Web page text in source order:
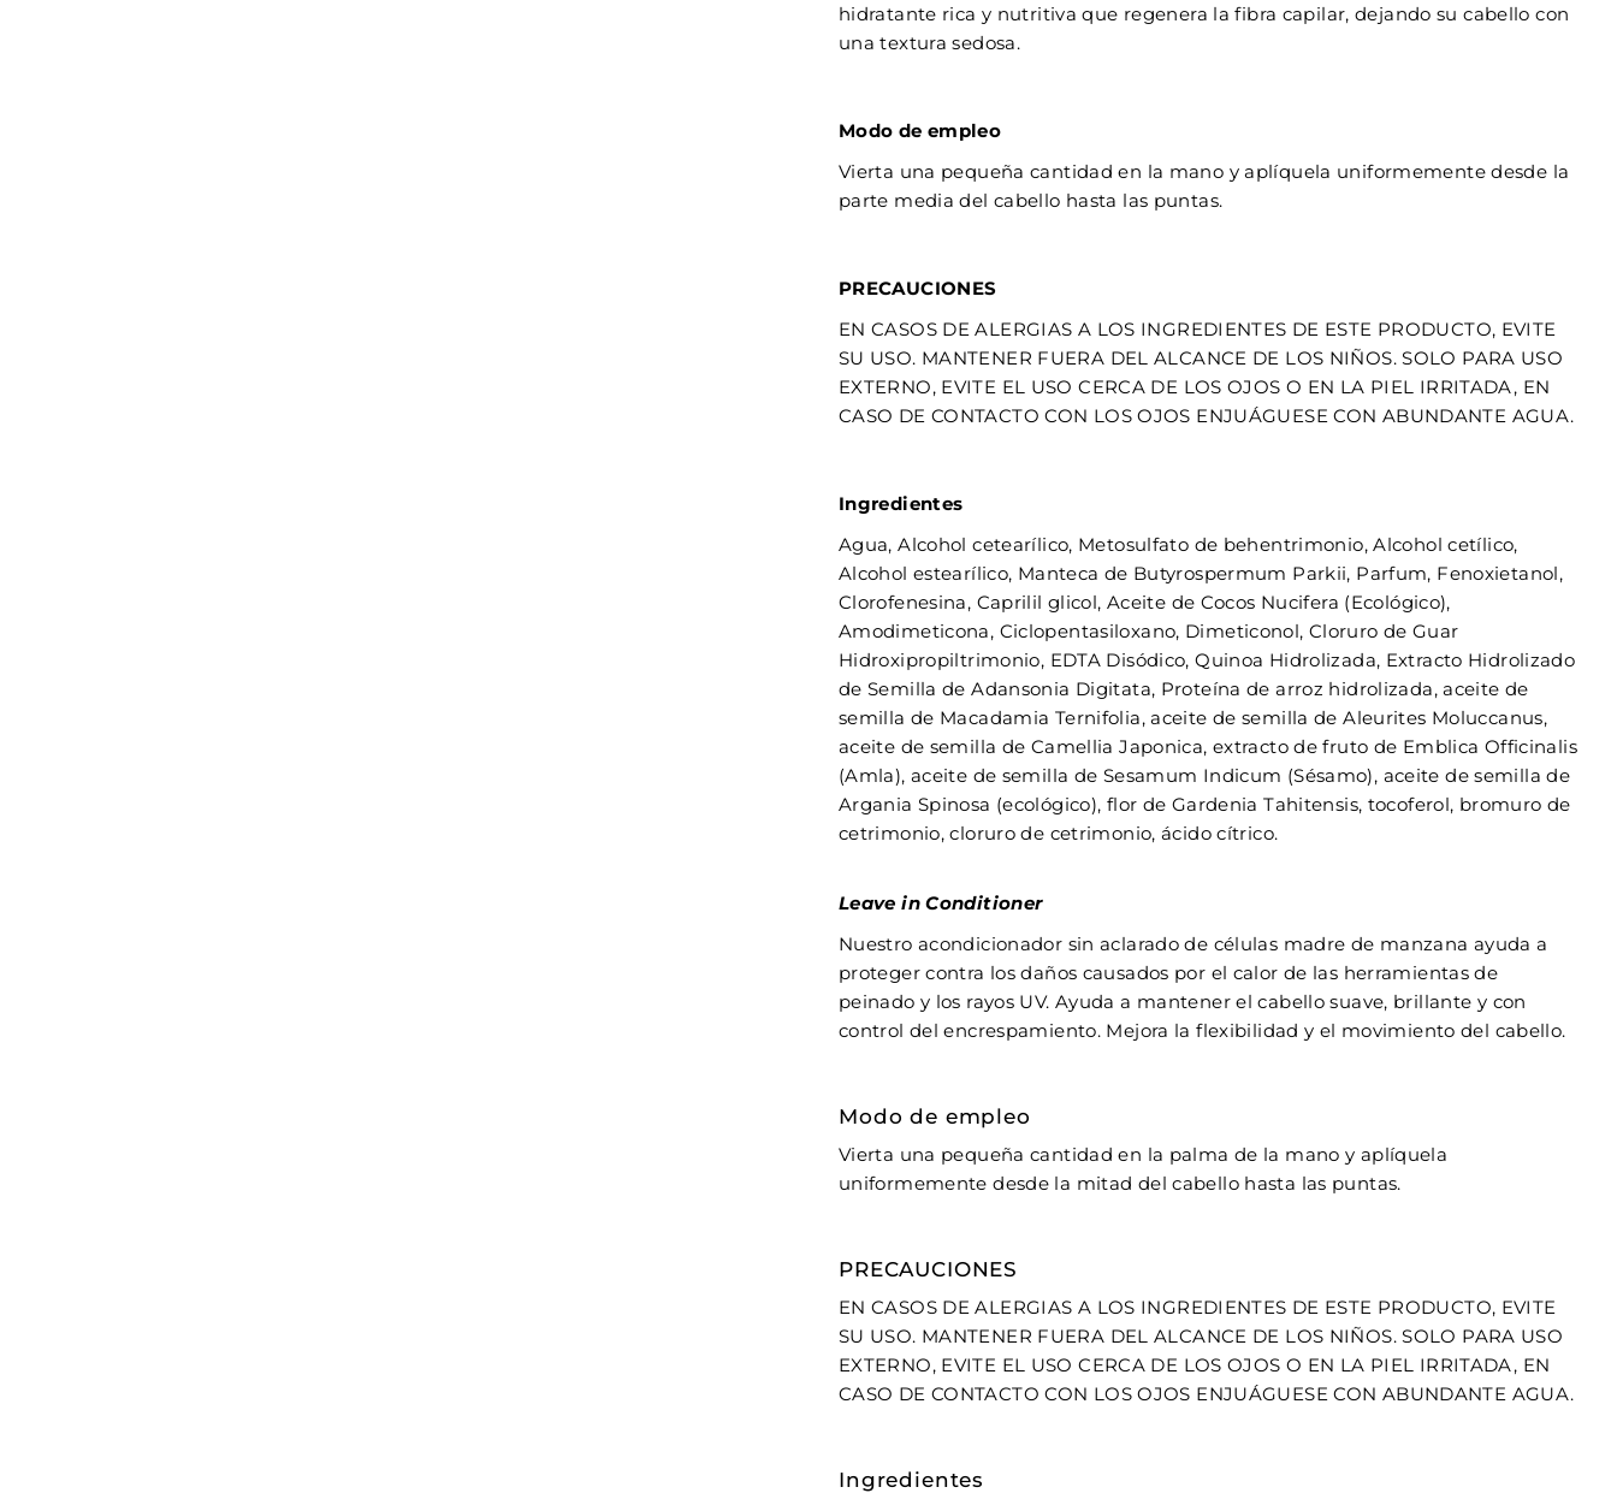
hidratante rica y nutritiva que regenera la fibra capilar, dejando su cabello con
una textura sedosa.
Modo de empleo
Vierta una pequeña cantidad en la mano y aplíquela uniformemente desde la
parte media del cabello hasta las puntas.
PRECAUCIONES
EN CASOS DE ALERGIAS A LOS INGREDIENTES DE ESTE PRODUCTO, EVITE
SU USO. MANTENER FUERA DEL ALCANCE DE LOS NIÑOS. SOLO PARA USO
EXTERNO, EVITE EL USO CERCA DE LOS OJOS O EN LA PIEL IRRITADA, EN
CASO DE CONTACTO CON LOS OJOS ENJUÁGUESE CON ABUNDANTE AGUA.
Ingredientes
Agua, Alcohol cetearílico, Metosulfato de behentrimonio, Alcohol cetílico,
Alcohol estearílico, Manteca de Butyrospermum Parkii, Parfum, Fenoxietanol,
Clorofenesina, Caprilil glicol, Aceite de Cocos Nucifera (Ecológico),
Amodimeticona, Ciclopentasiloxano, Dimeticonol, Cloruro de Guar
Hidroxipropiltrimonio, EDTA Disódico, Quinoa Hidrolizada, Extracto Hidrolizado
de Semilla de Adansonia Digitata, Proteína de arroz hidrolizada, aceite de
semilla de Macadamia Ternifolia, aceite de semilla de Aleurites Moluccanus,
aceite de semilla de Camellia Japonica, extracto de fruto de Emblica Officinalis
(Amla), aceite de semilla de Sesamum Indicum (Sésamo), aceite de semilla de
Argania Spinosa (ecológico), flor de Gardenia Tahitensis, tocoferol, bromuro de
cetrimonio, cloruro de cetrimonio, ácido cítrico.
Leave in Conditioner
Nuestro acondicionador sin aclarado de células madre de manzana ayuda a
proteger contra los daños causados por el calor de las herramientas de
peinado y los rayos UV. Ayuda a mantener el cabello suave, brillante y con
control del encrespamiento. Mejora la flexibilidad y el movimiento del cabello.
Modo de empleo
Vierta una pequeña cantidad en la palma de la mano y aplíquela
uniformemente desde la mitad del cabello hasta las puntas.
PRECAUCIONES
EN CASOS DE ALERGIAS A LOS INGREDIENTES DE ESTE PRODUCTO, EVITE
SU USO. MANTENER FUERA DEL ALCANCE DE LOS NIÑOS. SOLO PARA USO
EXTERNO, EVITE EL USO CERCA DE LOS OJOS O EN LA PIEL IRRITADA, EN
CASO DE CONTACTO CON LOS OJOS ENJUÁGUESE CON ABUNDANTE AGUA.
Ingredientes